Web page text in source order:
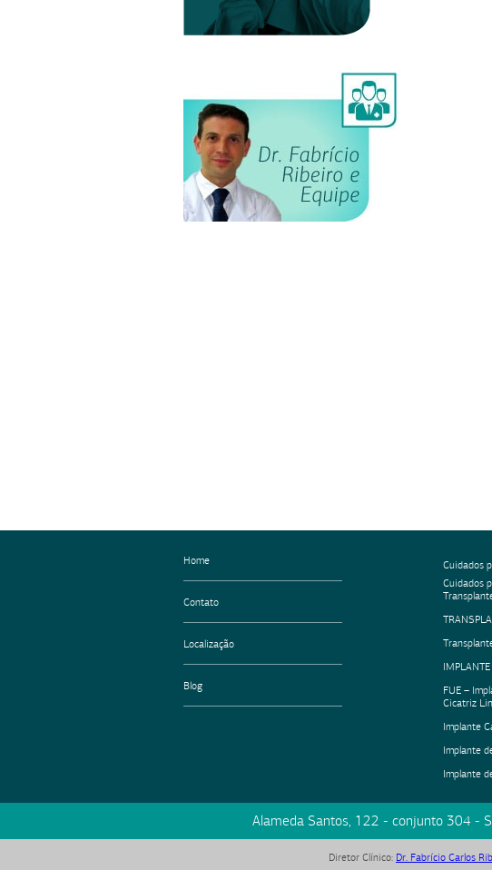
Home
Contato
Localização
Blog
Cuidados
Cuidados
IMPLANTE
FUE –
Cicatriz
Implante
Implante
Implante
Alameda Santos, 122 - conjunto 304 -
Diretor Clínico: Dr. Fabrício Carlos